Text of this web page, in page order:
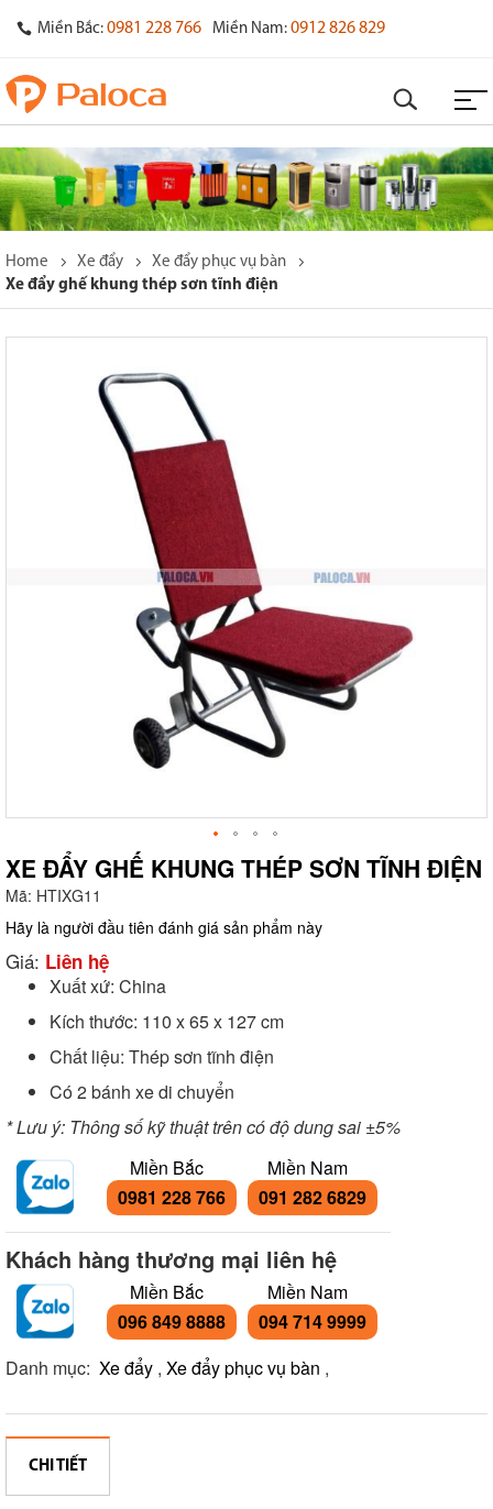
Miền Bắc: 0981 228 766 Miền Nam: 0912 826 829
Home Xe đẩy
Xe đẩy phục vụ bàn
Xe đẩy ghế khung thép sơn tĩnh điện
XE ĐẨY GHẾ KHUNG THÉP SƠN TĨNH ĐIỆN
Mã: HTIXG11
Hãy là người đầu tiên đánh giá sản phẩm này
Giá: Liên hệ
Xuất xứ: China
Kích thước: 110 x 65 x 127 cm
Chất liệu: Thép sơn tĩnh điện
Có 2 bánh xe di chuyển
* Lưu ý: Thông số kỹ thuật trên có độ dung sai ±5%
Miền Bắc
0981 228 766
Miền Nam
091 282 6829
Khách hàng thương mại liên hệ
Miền Bắc
096 849 8888
Miền Nam
094 714 9999
Danh mục: Xe đẩy , Xe đẩy phục vụ bàn ,
CHI TIẾT